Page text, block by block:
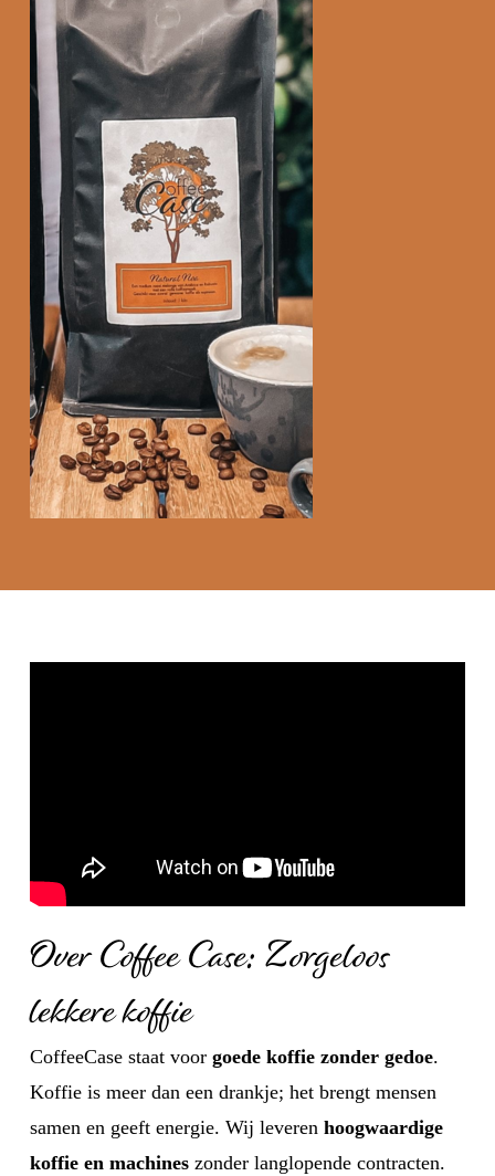
Over Coffee Case: Zorgeloos
lekkere koffie
CoffeeCase staat voor goede koffie zonder gedoe.
Koffie is meer dan een drankje; het brengt mensen
samen en geeft energie. Wij leveren hoogwaardige
koffie en machineszonder langlopende contracten.